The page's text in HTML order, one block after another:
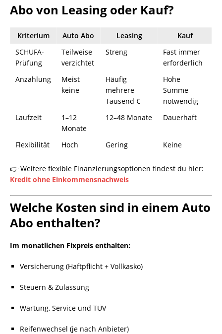
Abo von Leasing oder Kauf?
Kriterium Auto Abo Leasing
Kauf
SCHUFA-
Prüfung
Teilweise
verzichtet
Streng
Fast immer
erforderlich
Anzahlung
Meist
keine
Häufig
mehrere
Tausend €
Hohe
Summe
notwendig
Laufzeit
1–12
Monate
12–48 Monate Dauerhaft
Flexibilität Hoch Gering Keine
👉 Weitere flexible Finanzierungsoptionen findest du hier:
Kredit ohne Einkommensnachweis
Welche Kosten sind in einem Auto
Abo enthalten?
Im monatlichen Fixpreis enthalten:
Versicherung (Haftpflicht + Vollkasko)
Steuern & Zulassung
Wartung, Service und TÜV
Reifenwechsel (je nach Anbieter)